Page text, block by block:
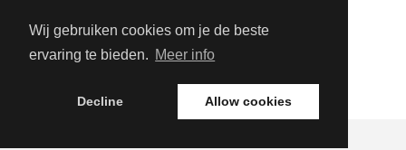
Wij gebruiken cookies om je de beste
ervaring te bieden. Meer info
Decline Allow cookies
Algemene Voorwaarden
Adverteren